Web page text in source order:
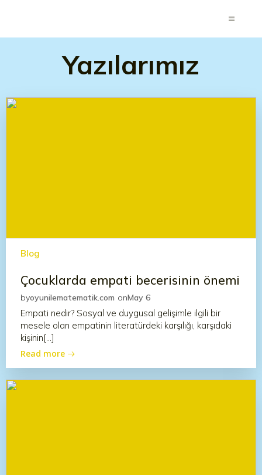
Yazılarımız
Blog
Çocuklarda empati becerisinin önemi
byoyunilematematik.com onMay 6
Empati nedir? Sosyal ve duygusal gelişimle ilgili bir
mesele olan empatinin literatürdeki karşılığı, karşıdaki
kişinin[…]
Read more